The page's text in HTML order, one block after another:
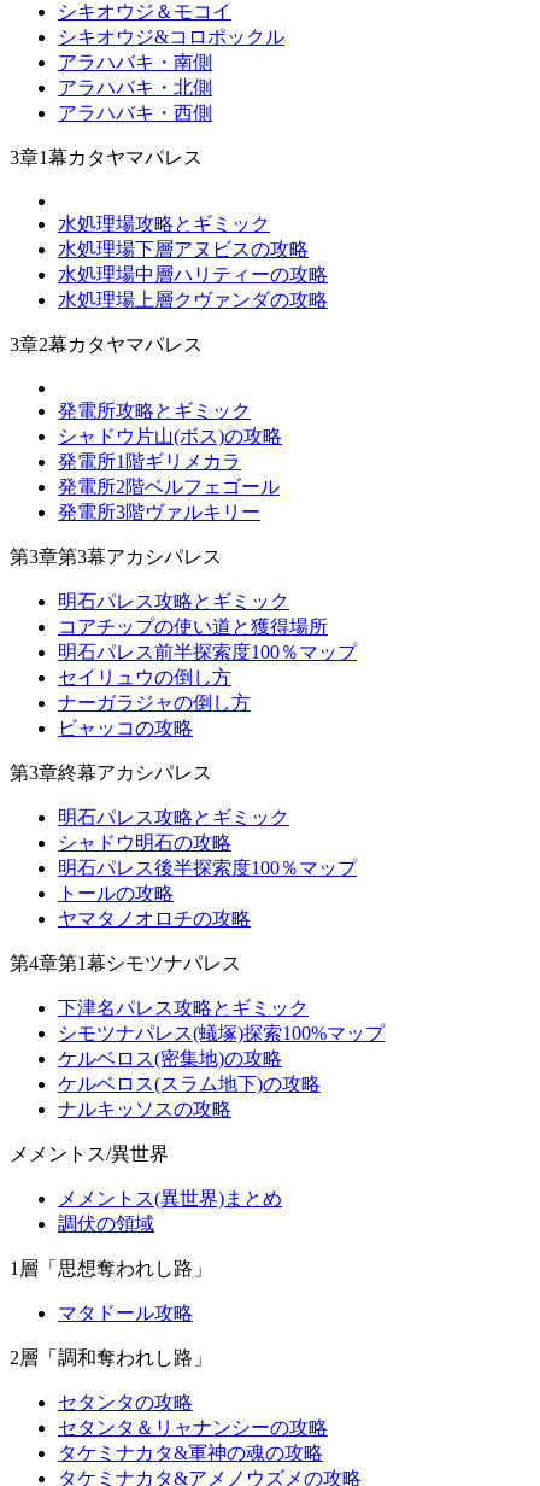
シキオウジ＆モコイ
シキオウジ&コロポックル
アラハバキ・南側
アラハバキ・北側
アラハバキ・西側
3章1幕カタヤマパレス
水処理場攻略とギミック
水処理場下層アヌビスの攻略
水処理場中層ハリティーの攻略
水処理場上層クヴァンダの攻略
3章2幕カタヤマパレス
発電所攻略とギミック
シャドウ片山(ボス)の攻略
発電所1階ギリメカラ
発電所2階ベルフェゴール
発電所3階ヴァルキリー
第3章第3幕アカシパレス
明石パレス攻略とギミック
コアチップの使い道と獲得場所
明石パレス前半探索度100％マップ
セイリュウの倒し方
ナーガラジャの倒し方
ビャッコの攻略
第3章終幕アカシパレス
明石パレス攻略とギミック
シャドウ明石の攻略
明石パレス後半探索度100％マップ
トールの攻略
ヤマタノオロチの攻略
第4章第1幕シモツナパレス
下津名パレス攻略とギミック
シモツナパレス(蟻塚)探索100%マップ
ケルベロス(密集地)の攻略
ケルベロス(スラム地下)の攻略
ナルキッソスの攻略
メメントス/異世界
メメントス(異世界)まとめ
調伏の領域
1層「思想奪われし路」
マタドール攻略
2層「調和奪われし路」
セタンタの攻略
セタンタ＆リャナンシーの攻略
タケミナカタ&軍神の魂の攻略
タケミナカタ&アメノウズメの攻略